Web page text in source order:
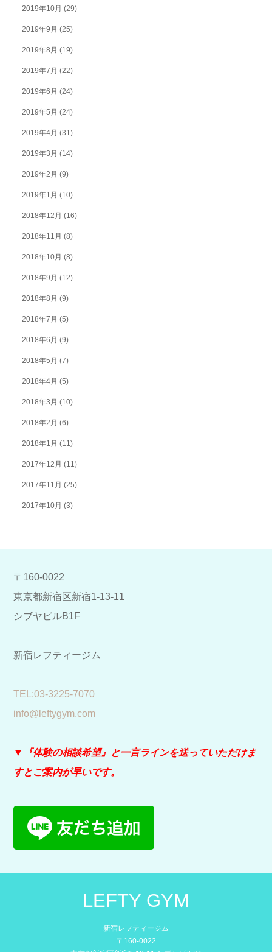
2019年10月 (29)
2019年9月 (25)
2019年8月 (19)
2019年7月 (22)
2019年6月 (24)
2019年5月 (24)
2019年4月 (31)
2019年3月 (14)
2019年2月 (9)
2019年1月 (10)
2018年12月 (16)
2018年11月 (8)
2018年10月 (8)
2018年9月 (12)
2018年8月 (9)
2018年7月 (5)
2018年6月 (9)
2018年5月 (7)
2018年4月 (5)
2018年3月 (10)
2018年2月 (6)
2018年1月 (11)
2017年12月 (11)
2017年11月 (25)
2017年10月 (3)
〒160-0022
東京都新宿区新宿1-13-11
シブヤビルB1F
新宿レフティージム
​TEL:03-3225-7070
info@leftygym.com
▼『体験の相談希望』と一言ラインを送っていただけま
すとご案内が早いです。
LEFTY GYM
新宿レフティージム
〒160-0022